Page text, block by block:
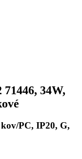
34W,
PC, IP20, G,